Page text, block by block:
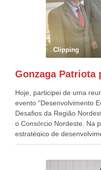
quatro décadas, como
anualmente dos desfiles
Esplanada dos
preparou espaços com
pessoas, só que o
Independentes, dobrou na
Patriota.
Clipping
Hoje, participei de uma
evento “Desenvolvimento
Desafios da Região
o Consórcio Nordeste. Na
estratégico de
desafios para a
evento contou com a